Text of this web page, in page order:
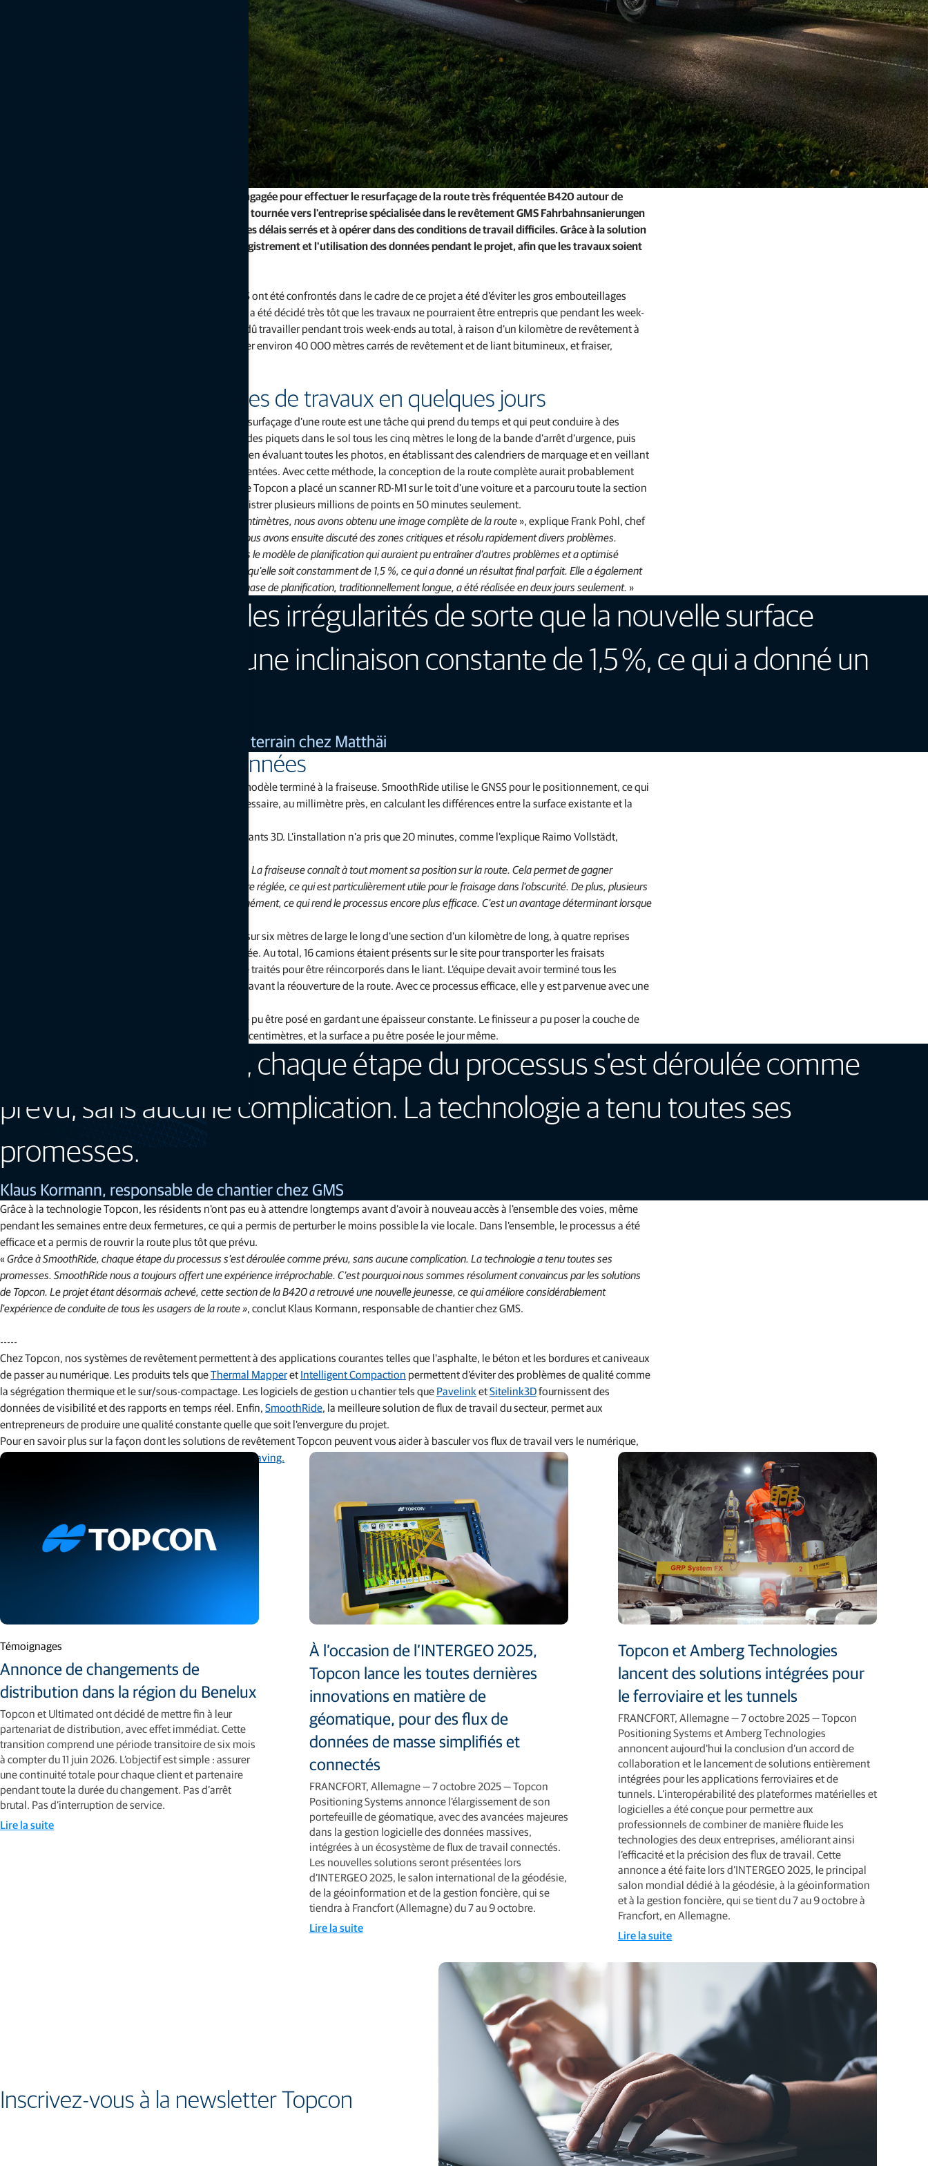
Logiciel d'alimentation animale
Services de correction et réseaux GNSS
Positionnement des offres pour les fabricants
Lorsque l'entreprise de construction Matthäi a été engagée pour effectuer le resurfaçage de la route très fréquentée B420 autour de
Fürfeld en Rhénanie-Palatinat (Allemagne), elle s'est tournée vers l'entreprise spécialisée dans le revêtement GMS Fahrbahnsanierungen
et la technologie Topcon qui l'ont aidée à respecter des délais serrés et à opérer dans des conditions de travail difficiles. Grâce à la solution
SmoothRide, Matthäi et GMS ont pu optimiser l'enregistrement et l'utilisation des données pendant le projet, afin que les travaux soient
L'un des principaux obstacles auxquels Matthäi et GMS ont été confrontés dans le cadre de ce projet a été d'éviter les gros embouteillages
causés par la fermeture des routes. Pour cette raison, il a été décidé très tôt que les travaux ne pourraient être entrepris que pendant les week-
ends. Pour respecter les délais serrés, les équipes ont dû travailler pendant trois week-ends au total, à raison d'un kilomètre de revêtement à
chaque fois. Pour mener à bien le projet, il a fallu utiliser environ 40 000 mètres carrés de revêtement et de liant bitumineux, et fraiser,
Effectuer plusieurs semaines de travaux en quelques jours
Traditionnellement, l'étude de terrain qui précède le resurfaçage d'une route est une tâche qui prend du temps et qui peut conduire à des
erreurs coûteuses. L'équipe d'étude du terrain enfonce des piquets dans le sol tous les cinq mètres le long de la bande d'arrêt d'urgence, puis
elle doit mesurer le profil en travers tous les 20 mètres en évaluant toutes les photos, en établissant des calendriers de marquage et en veillant
à ce que toutes les données pertinentes soient documentées. Avec cette méthode, la conception de la route complète aurait probablement
pris environ deux semaines. Au lieu de cela, l'équipe de Topcon a placé un scanner RD-M1 sur le toit d'une voiture et a parcouru toute la section
de la route en moins d'une heure. Ainsi, elle a pu enregistrer plusieurs millions de points en 50 minutes seulement.
Sur la base d'un intervalle de points rapproché de 30 centimètres, nous avons obtenu une image complète de la route», explique Frank Pohl, chef
Nous avons ensuite discuté des zones critiques et résolu rapidement divers problèmes.
L'équipe a pu aplanir certaines irrégularités repérées dans le modèle de planification qui auraient pu entraîner d'autres problèmes et a optimisé
l'inclinaison de la nouvelle surface d'asphalte de manière qu'elle soit constamment de 1,5 %, ce qui a donné un résultat final parfait. Elle a également
ajouté des pentes douces au niveau des virages. Cette phase de planification, traditionnellement longue, a été réalisée en deux jours seulement. »
L'équipe a pu aplanir les irrégularités de sorte que la nouvelle surface
d'asphalte présente une inclinaison constante de 1,5 %, ce qui a donné un
Frank Pohl, chef d'équipe d'étude de terrain chez Matthäi
Des résultats grâce aux données
L'étape suivante du processus consistait à envoyer le modèle terminé à la fraiseuse. SmoothRide utilise le GNSS pour le positionnement, ce qui
permet aux utilisateurs de ne fraiser que ce qui est nécessaire, au millimètre près, en calculant les différences entre la surface existante et la
Les fraiseuses pré-équipées ont été dotées de composants 3D. L'installation n'a pris que 20 minutes, comme l'explique Raimo Vollstädt,
« Avec les composants SmoothRide, tout est automatisé. La fraiseuse connaît à tout moment sa position sur la route. Cela permet de gagner
beaucoup de temps, et la machine n'a jamais besoin d'être réglée, ce qui est particulièrement utile pour le fraisage dans l'obscurité. De plus, plusieurs
machines peuvent être réglées pour fonctionner simultanément, ce qui rend le processus encore plus efficace. C'est un avantage déterminant lorsque
Les machines ont été configurées pour fraiser la route sur six mètres de large le long d'une section d'un kilomètre de long, à quatre reprises
pendant la nuit, conformément à la conception planifiée. Au total, 16 camions étaient présents sur le site pour transporter les fraisats
d'asphalte jusqu'à la centrale de mélange où ils ont été traités pour être réincorporés dans le liant. L'équipe devait avoir terminé tous les
travaux de fraisage jusqu'à la bretelle d'accès à Fürfeld avant la réouverture de la route. Avec ce processus efficace, elle y est parvenue avec une
Grâce au fraisage efficace et précis, l'asphalte a ensuite pu être posé en gardant une épaisseur constante. Le finisseur a pu poser la couche de
liaison de manière uniforme sur une épaisseur de cinq centimètres, et la surface a pu être posée le jour même.
Grâce à SmoothRide, chaque étape du processus s'est déroulée comme
prévu, sans aucune complication. La technologie a tenu toutes ses
promesses.
Klaus Kormann, responsable de chantier chez GMS
Grâce à la technologie Topcon, les résidents n'ont pas eu à attendre longtemps avant d'avoir à nouveau accès à l'ensemble des voies, même
pendant les semaines entre deux fermetures, ce qui a permis de perturber le moins possible la vie locale. Dans l'ensemble, le processus a été
efficace et a permis de rouvrir la route plus tôt que prévu.
«Grâce à SmoothRide, chaque étape du processus s'est déroulée comme prévu, sans aucune complication. La technologie a tenu toutes ses
promesses. SmoothRide nous a toujours offert une expérience irréprochable. C'est pourquoi nous sommes résolument convaincus par les solutions
de Topcon. Le projet étant désormais achevé, cette section de la B420 a retrouvé une nouvelle jeunesse, ce qui améliore considérablement
l'expérience de conduite de tous les usagers de la route », conclut Klaus Kormann, responsable de chantier chez GMS.
-----
Chez Topcon, nos systèmes de revêtement permettent à des applications courantes telles que l'asphalte, le béton et les bordures et caniveaux
de passer au numérique. Les produits tels queThermal MapperetIntelligent Compaction permettent d'éviter des problèmes de qualité comme
la ségrégation thermique et le sur/sous-compactage. Les logiciels de gestion u chantier tels quePavelinketSitelink3Dfournissent des
données de visibilité et des rapports en temps réel. Enfin,SmoothRide, la meilleure solution de flux de travail du secteur, permet aux
entrepreneurs de produire une qualité constante quelle que soit l'envergure du projet.
Pour en savoir plus sur la façon dont les solutions de revêtement Topcon peuvent vous aider à basculer vos flux de travail vers le numérique,
rendez-vous sur
https://www.topconpositioning.com/paving.
Témoignages
Annonce de changements de
distribution dans la région du Benelux
Topcon et Ultimated ont décidé de mettre fin à leur
partenariat de distribution, avec effet immédiat. Cette
transition comprend une période transitoire de six mois
à compter du 11 juin 2026. L’objectif est simple : assurer
une continuité totale pour chaque client et partenaire
pendant toute la durée du changement. Pas d’arrêt
brutal. Pas d’interruption de service.
Lire la suite
À l’occasion de l’INTERGEO 2025,
Topcon lance les toutes dernières
innovations en matière de
géomatique, pour des flux de
données de masse simplifiés et
connectés
FRANCFORT, Allemagne — 7 octobre 2025 — Topcon
Positioning Systems annonce l’élargissement de son
portefeuille de géomatique, avec des avancées majeures
dans la gestion logicielle des données massives,
intégrées à un écosystème de flux de travail connectés.
Les nouvelles solutions seront présentées lors
d’INTERGEO 2025, le salon international de la géodésie,
de la géoinformation et de la gestion foncière, qui se
tiendra à Francfort (Allemagne) du 7 au 9 octobre.
Lire la suite
Topcon et Amberg Technologies
lancent des solutions intégrées pour
le ferroviaire et les tunnels
FRANCFORT, Allemagne — 7 octobre 2025 — Topcon
Positioning Systems et Amberg Technologies
annoncent aujourd'hui la conclusion d’un accord de
collaboration et le lancement de solutions entièrement
intégrées pour les applications ferroviaires et de
tunnels. L’interopérabilité des plateformes matérielles et
logicielles a été conçue pour permettre aux
professionnels de combiner de manière fluide les
technologies des deux entreprises, améliorant ainsi
l’efficacité et la précision des flux de travail. Cette
annonce a été faite lors d’INTERGEO 2025, le principal
salon mondial dédié à la géodésie, à la géoinformation
et à la gestion foncière, qui se tient du 7 au 9 octobre à
Francfort, en Allemagne.
Lire la suite
Inscrivez-vous à la newsletter Topcon